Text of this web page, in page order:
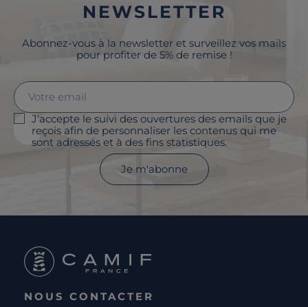
NEWSLETTER
Abonnez-vous à la newsletter et surveillez vos mails
pour profiter de 5% de remise !
J'accepte le suivi des ouvertures des emails que je
reçois afin de personnaliser les contenus qui me
sont adressés et à des fins statistiques.
Je m'abonne
NOUS CONTACTER